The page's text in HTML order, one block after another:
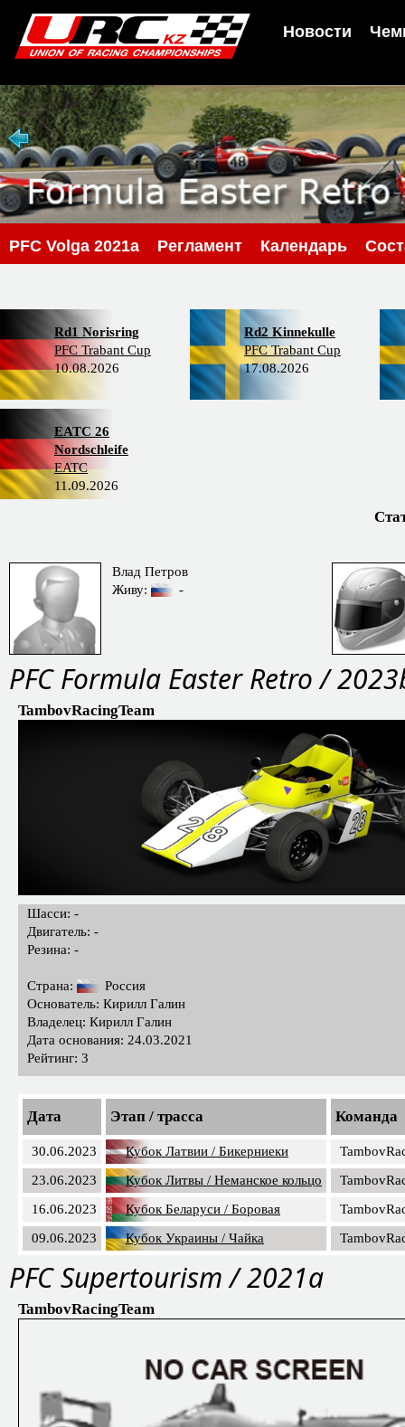
Новости
PFС Volga 2021a Регламент Календарь
Rd1 Norisring
PFC Trabant Cup
10.08.2026
Rd2 Kinnekulle
PFC Trabant Cup
17.08.2026
EATC 26
Nordschleife
EATC
11.09.2026
Влад Петров
Живу:
-
PFС Formula Easter Retro /
TambovRacingTeam
Шасси: -
Двигатель: -
Резина: -
Страна:
Россия
Основатель: Кирилл Галин
Владелец: Кирилл Галин
Дата основания: 24.03.2021
Рейтинг: 3
Дата Этап / трасса Команда
30.06.2023 Кубок Латвии / Бикерниеки
23.06.2023
Кубок Литвы / Неманское кольцо
16.06.2023
Кубок Беларуси / Боровая
09.06.2023
Кубок Украины / Чайка
PFC Supertourism / 2021a
TambovRacingTeam